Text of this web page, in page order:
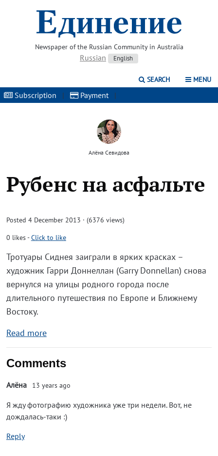
Newspaper of the Russian Community in Australia
Russian English
SEARCH MENU
Subscription | Payment |
Алёна Севидова
Рубенс на асфальте
Posted 4 December 2013 · (6376 views)
0 likes-Click to like
Тротуары Сиднея заиграли в ярких красках –
художник Гарри Доннеллан (Garry Donnellan) снова
вернулся на улицы родного города после
длительного путешествия по Европе и Ближнему
Востоку.
Read more
Comments
Алёна 13 years ago
Я жду фотографию художника уже три недели. Вот, не
дождалась-таки :)
Reply